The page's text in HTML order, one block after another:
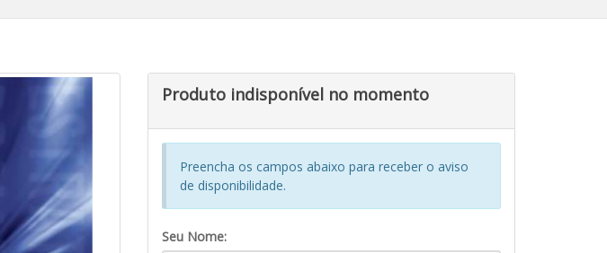
Produto indisponível no momento
Preencha os campos abaixo para receber o aviso
de disponibilidade.
Seu Nome: